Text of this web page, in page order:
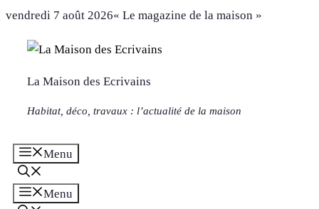
Aller
contenu
vendredi 7 août 2026« Le magazine de la maison »
La Maison des Ecrivains
Habitat, déco, travaux : l’actualité de la maison
Menu
Menu